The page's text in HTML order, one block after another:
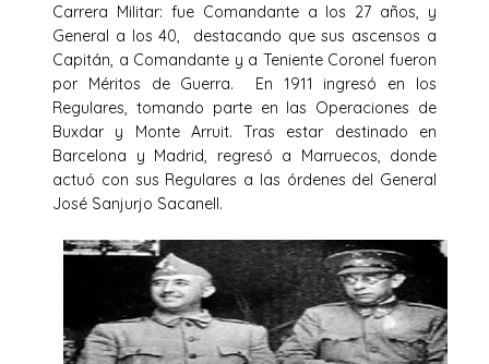
Carrera Militar: fue Comandante a los 27 años, y
General a los 40, destacando que sus ascensos a
Capitán, a Comandante y a Teniente Coronel fueron
por Méritos de Guerra. En 1911 ingresó en los
Regulares, tomando parte en las Operaciones de
Buxdar y Monte Arruit. Tras estar destinado en
Barcelona y Madrid, regresó a Marruecos, donde
actuó con sus Regulares a las órdenes del General
José Sanjurjo Sacanell.